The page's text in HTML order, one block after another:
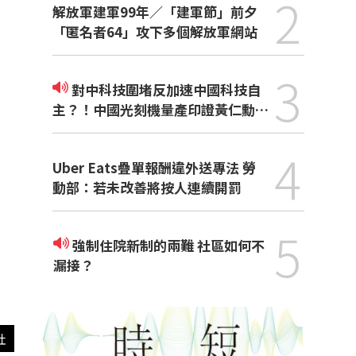
解放軍建軍99年／「建軍節」前夕
「匿名者64」攻下多個解放軍網站
2
對中科技圍堵反加速中國科技自
主？！中國光刻機量產印證黃仁勳觀
點
3
Uber Eats疊單報酬違外送專法 勞
動部：若未改善將按人連續開罰
4
強制住院新制的兩難 社區如何不
漏接？
5